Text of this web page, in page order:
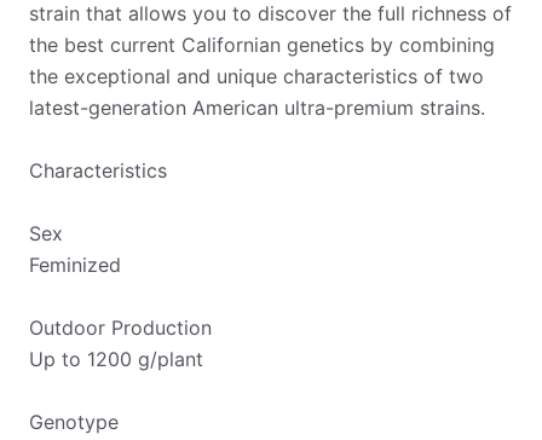
strain that allows you to discover the full richness of
the best current Californian genetics by combining
the exceptional and unique characteristics of two
latest-generation American ultra-premium strains.
Characteristics
Sex
Feminized
Outdoor Production
Up to 1200 g/plant
Genotype